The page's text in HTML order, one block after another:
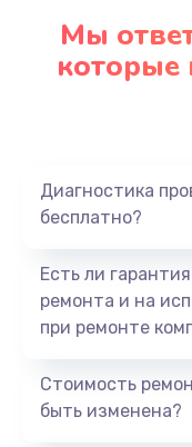
Мы
Диагностика
бесплатно?
Есть ли
ремонта и на
при ремонте
Стоимость
быть изменена?